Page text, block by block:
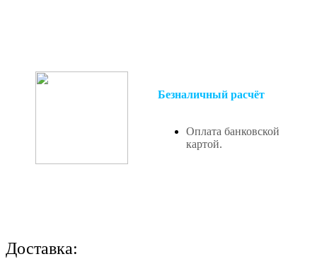
Безналичный расчёт
Оплата банковской
картой.
Доставка: